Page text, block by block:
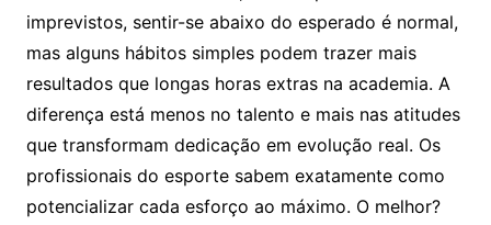
imprevistos, sentir-se abaixo do esperado é normal,
mas alguns hábitos simples podem trazer mais
resultados que longas horas extras na academia. A
diferença está menos no talento e mais nas atitudes
que transformam dedicação em evolução real. Os
profissionais do esporte sabem exatamente como
potencializar cada esforço ao máximo. O melhor?